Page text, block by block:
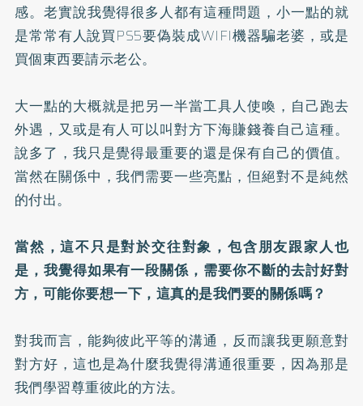
感。老實說我覺得很多人都有這種問題，小一點的就
是常常有人說買PS5要偽裝成WIFI機器騙老婆，或是
買個東西要請示老公。
大一點的大概就是把另一半當工具人使喚，自己跑去
外遇，又或是有人可以叫對方下海賺錢養自己這種。
說多了，我只是覺得最重要的還是保有自己的價值。
當然在關係中，我們需要一些亮點，但絕對不是純然
的付出。
當然，這不只是對於交往對象，包含朋友跟家人也
是，我覺得如果有一段關係，需要你不斷的去討好對
方，可能你要想一下，這真的是我們要的關係嗎？
對我而言，能夠彼此平等的溝通，反而讓我更願意對
對方好，這也是為什麼我覺得溝通很重要，因為那是
我們學習尊重彼此的方法。